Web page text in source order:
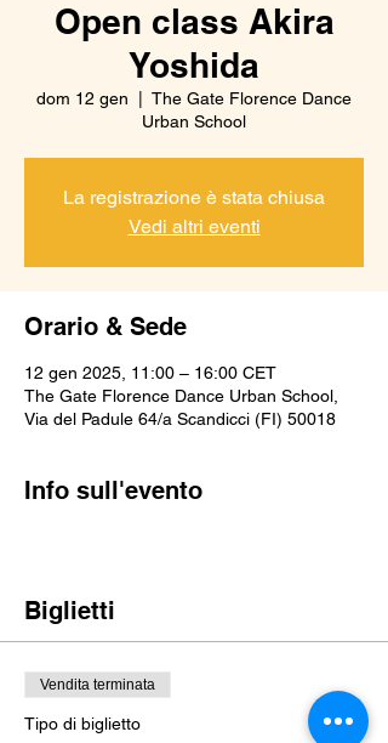
Open class Akira
Yoshida
dom 12 gen
The Gate Florence Dance
Urban School
La registrazione è stata chiusa
Vedi altri eventi
Orario & Sede
12 gen 2025, 11:00 – 16:00 CET
The Gate Florence Dance Urban School,
Via del Padule 64/a Scandicci (FI) 50018
Info sull'evento
Biglietti
Vendita terminata
Tipo di biglietto